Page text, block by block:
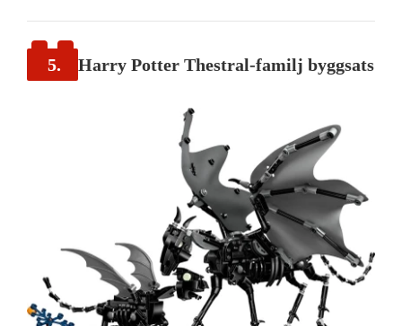
5. Harry Potter Thestral-familj byggsats